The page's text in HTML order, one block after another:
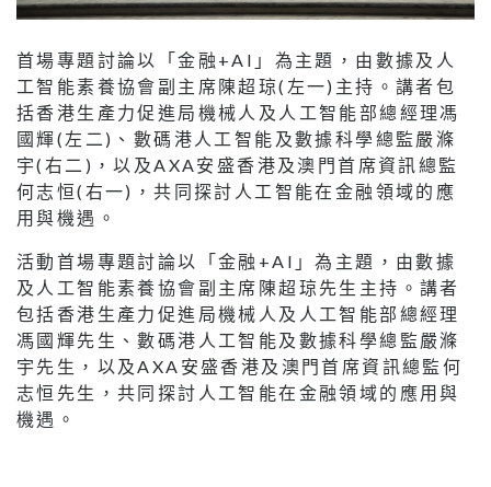
首場專題討論以「金融+AI」為主題，由數據及人
工智能素養協會副主席陳超琼(左一)主持。講者包
括香港生產力促進局機械人及人工智能部總經理馮
國輝(左二)、數碼港人工智能及數據科學總監嚴滌
宇(右二)，以及AXA安盛香港及澳門首席資訊總監
何志恒(右一)，共同探討人工智能在金融領域的應
用與機遇。
活動首場專題討論以「金融+AI」為主題，由數據
及人工智能素養協會副主席陳超琼先生主持。講者
包括香港生產力促進局機械人及人工智能部總經理
馮國輝先生、數碼港人工智能及數據科學總監嚴滌
宇先生，以及AXA安盛香港及澳門首席資訊總監何
志恒先生，共同探討人工智能在金融領域的應用與
機遇。